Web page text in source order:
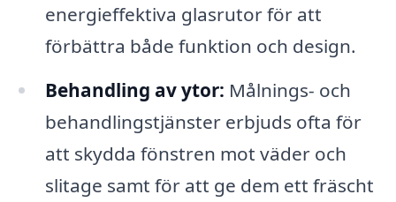
energieffektiva glasrutor för att
förbättra både funktion och design.
Behandling av ytor: Målnings- och
behandlingstjänster erbjuds ofta för
att skydda fönstren mot väder och
slitage samt för att ge dem ett fräscht